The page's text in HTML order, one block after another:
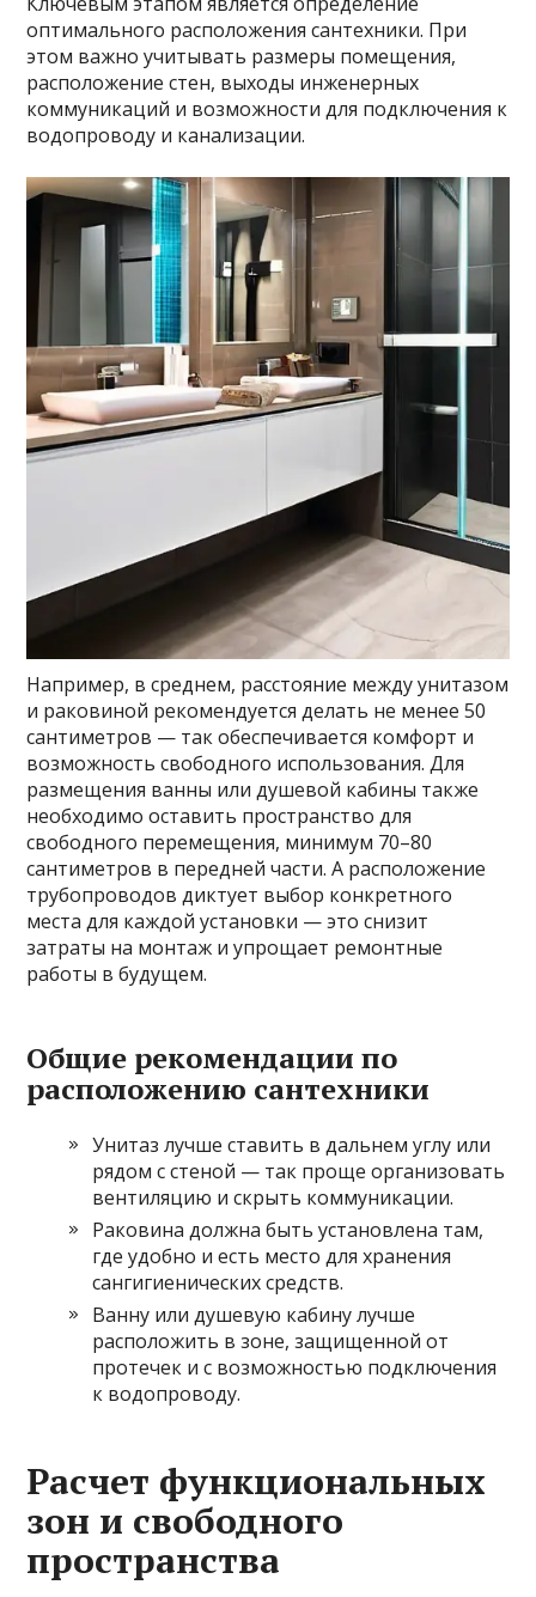
оптимального расположения сантехники. При
этом важно учитывать размеры помещения,
расположение стен, выходы инженерных
коммуникаций и возможности для подключения к
водопроводу и канализации.
Например, в среднем, расстояние между унитазом
и раковиной рекомендуется делать не менее 50
сантиметров — так обеспечивается комфорт и
возможность свободного использования. Для
размещения ванны или душевой кабины также
необходимо оставить пространство для
свободного перемещения, минимум 70–80
сантиметров в передней части. А расположение
трубопроводов диктует выбор конкретного
места для каждой установки — это снизит
затраты на монтаж и упрощает ремонтные
работы в будущем.
Общие рекомендации по
расположению сантехники
Унитаз лучше ставить в дальнем углу или
рядом с стеной — так проще организовать
вентиляцию и скрыть коммуникации.
Раковина должна быть установлена там,
где удобно и есть место для хранения
сангигиенических средств.
Ванну или душевую кабину лучше
расположить в зоне, защищенной от
протечек и с возможностью подключения
к водопроводу.
Расчет функциональных
зон и свободного
пространства